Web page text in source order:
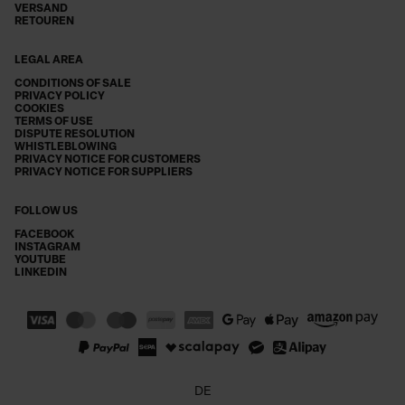
VERSAND
RETOUREN
LEGAL AREA
CONDITIONS OF SALE
PRIVACY POLICY
COOKIES
TERMS OF USE
DISPUTE RESOLUTION
WHISTLEBLOWING
PRIVACY NOTICE FOR CUSTOMERS
PRIVACY NOTICE FOR SUPPLIERS
FOLLOW US
FACEBOOK
INSTAGRAM
YOUTUBE
LINKEDIN
DE